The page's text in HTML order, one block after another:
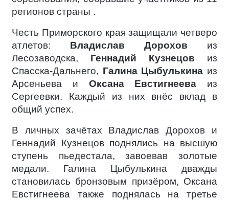
регионов страны .
Честь Приморского края защищали четверо
атлетов: Владислав Дорохов из
Лесозаводска, Геннадий Кузнецов из
Спасска-Дальнего, Галина Цыбулькина из
Арсеньева и Оксана Евстигнеева из
Сергеевки. Каждый из них внёс вклад в
общий успех.
В личных зачётах Владислав Дорохов и
Геннадий Кузнецов поднялись на высшую
ступень пьедестала, завоевав золотые
медали. Галина Цыбулькина дважды
становилась бронзовым призёром, Оксана
Евстигнеева также поднялась на третье